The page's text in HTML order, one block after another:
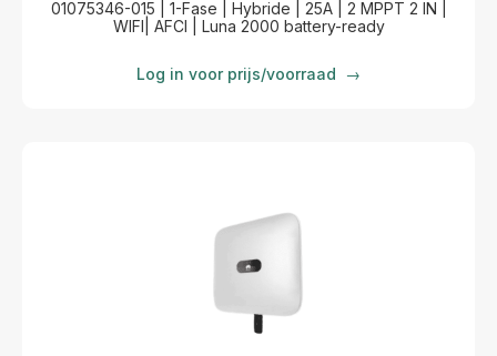
01075346-015 | 1-Fase | Hybride | 25A | 2 MPPT 2 IN |
WIFI| AFCI | Luna 2000 battery-ready
Log in voor prijs/voorraad →